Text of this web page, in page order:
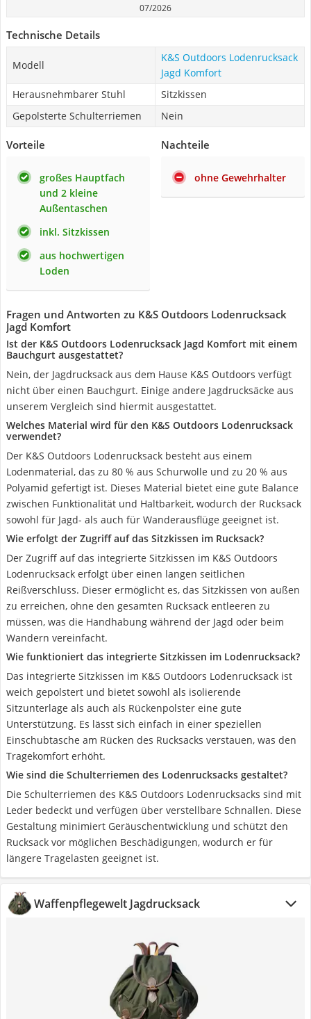
07/2026
Technische Details
Modell
K&S Outdoors Lodenrucksack
Jagd Komfort
Herausnehmbarer Stuhl
Sitzkissen
Gepolsterte Schulterriemen
Nein
Vorteile
großes Hauptfach
und 2 kleine
Außentaschen
inkl. Sitzkissen
aus hochwertigen
Loden
Nachteile
ohne Gewehrhalter
Fragen und Antworten zu K&S Outdoors Lodenrucksack
Jagd Komfort
Ist der K&S Outdoors Lodenrucksack Jagd Komfort mit einem
Bauchgurt ausgestattet?
Nein, der Jagdrucksack aus dem Hause K&S Outdoors verfügt
nicht über einen Bauchgurt. Einige andere Jagdrucksäcke aus
unserem Vergleich sind hiermit ausgestattet.
Welches Material wird für den K&S Outdoors Lodenrucksack
verwendet?
Der K&S Outdoors Lodenrucksack besteht aus einem
Lodenmaterial, das zu 80 % aus Schurwolle und zu 20 % aus
Polyamid gefertigt ist. Dieses Material bietet eine gute Balance
zwischen Funktionalität und Haltbarkeit, wodurch der Rucksack
sowohl für Jagd- als auch für Wanderausflüge geeignet ist.
Wie erfolgt der Zugriff auf das Sitzkissen im Rucksack?
Der Zugriff auf das integrierte Sitzkissen im K&S Outdoors
Lodenrucksack erfolgt über einen langen seitlichen
Reißverschluss. Dieser ermöglicht es, das Sitzkissen von außen
zu erreichen, ohne den gesamten Rucksack entleeren zu
müssen, was die Handhabung während der Jagd oder beim
Wandern vereinfacht.
Wie funktioniert das integrierte Sitzkissen im Lodenrucksack?
Das integrierte Sitzkissen im K&S Outdoors Lodenrucksack ist
weich gepolstert und bietet sowohl als isolierende
Sitzunterlage als auch als Rückenpolster eine gute
Unterstützung. Es lässt sich einfach in einer speziellen
Einschubtasche am Rücken des Rucksacks verstauen, was den
Tragekomfort erhöht.
Wie sind die Schulterriemen des Lodenrucksacks gestaltet?
Die Schulterriemen des K&S Outdoors Lodenrucksacks sind mit
Leder bedeckt und verfügen über verstellbare Schnallen. Diese
Gestaltung minimiert Geräuschentwicklung und schützt den
Rucksack vor möglichen Beschädigungen, wodurch er für
längere Tragelasten geeignet ist.
Waffenpflegewelt Jagdrucksack